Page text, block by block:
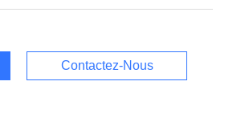
Contactez-Nous